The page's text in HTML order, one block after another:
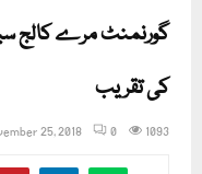
گورنمنٹ مرے کالج
کی تقریب
25, 2018 0 1093